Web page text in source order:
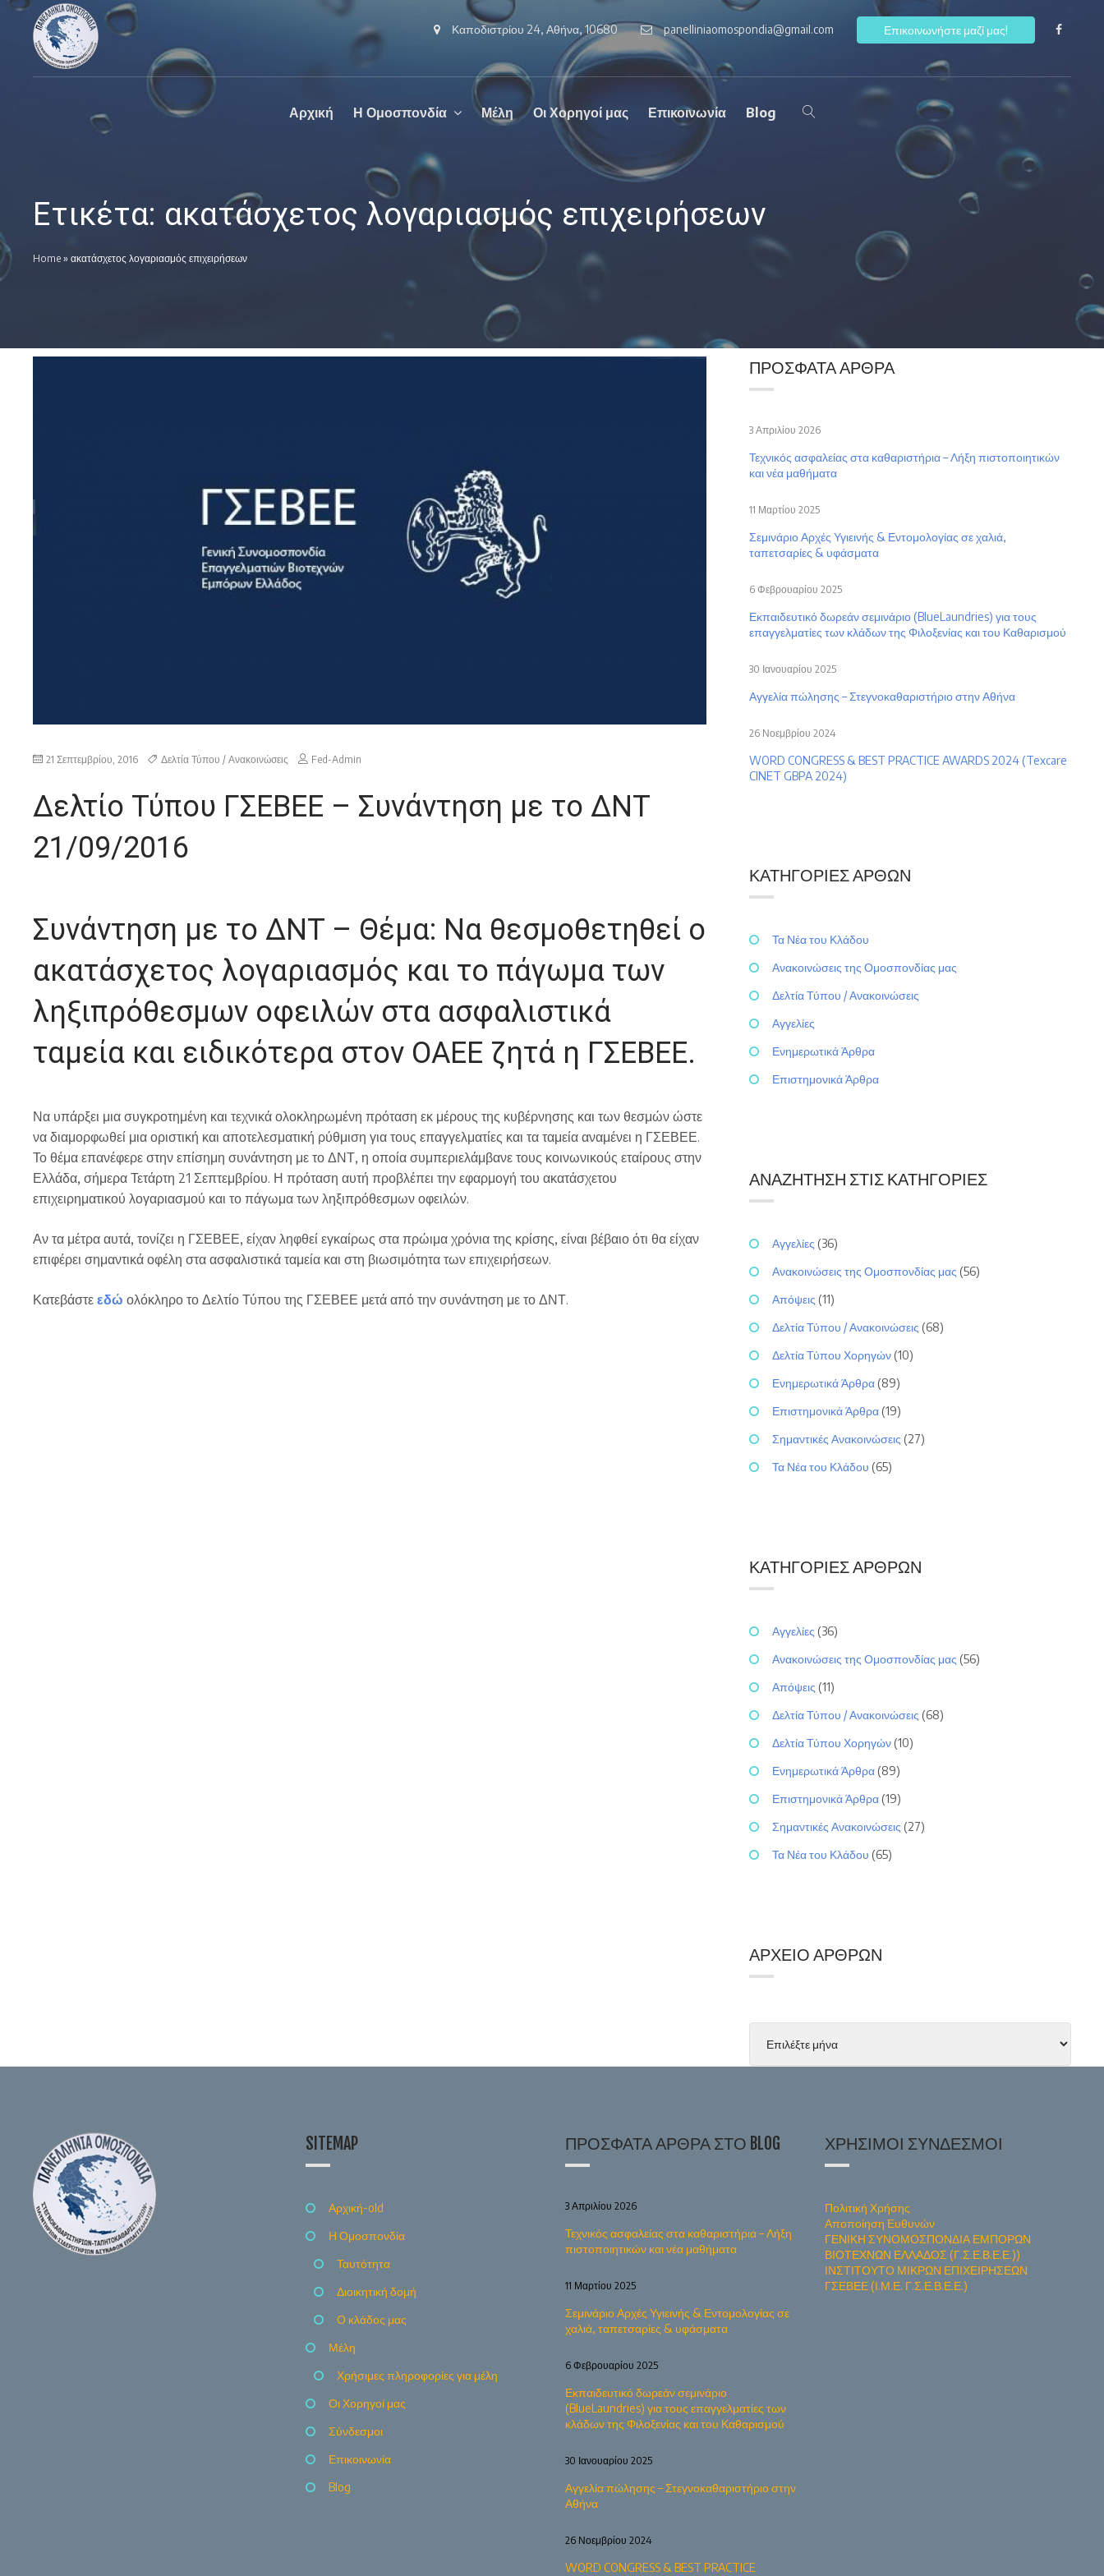
Πανελλήνια
Ομοσπονδία
Καθαριστηρίων
Ο επίσημος
ιστοχώρος της
Πανελλήνια
Ομοσπονδία
Καποδιστρίου 24, Αθήνα, 10680 panelliniaomospondia@gmail.com Επικοινωνήστε μαζί μας!
Αρχική Η Ομοσπονδία Μέλη Οι Χορηγοί μας Επικοινωνία Blog
Ετικέτα: ακατάσχετος λογαριασμός επιχειρήσεων
Home » ακατάσχετος λογαριασμός επιχειρήσεων
21 Σεπτεμβρίου, 2016 Δελτία Τύπου / Ανακοινώσεις Fed-Admin
Δελτίο Τύπου ΓΣΕΒΕΕ – Συνάντηση με το ΔΝΤ
21/09/2016
Συνάντηση με το ΔΝΤ – Θέμα: Να θεσμοθετηθεί ο
ακατάσχετος λογαριασμός και το πάγωμα των
ληξιπρόθεσμων οφειλών στα ασφαλιστικά
ταμεία και ειδικότερα στον ΟΑΕΕ ζητά η ΓΣΕΒΕΕ.
Να υπάρξει μια συγκροτημένη και τεχνικά ολοκληρωμένη πρόταση εκ μέρους της κυβέρνησης και των θεσμών ώστε
να διαμορφωθεί μια οριστική και αποτελεσματική ρύθμιση για τους επαγγελματίες και τα ταμεία αναμένει η ΓΣΕΒΕΕ.
Το θέμα επανέφερε στην επίσημη συνάντηση με το ΔΝΤ, η οποία συμπεριελάμβανε τους κοινωνικούς εταίρους στην
Ελλάδα, σήμερα Τετάρτη 21 Σεπτεμβρίου. Η πρόταση αυτή προβλέπει την εφαρμογή του ακατάσχετου
επιχειρηματικού λογαριασμού και το πάγωμα των ληξιπρόθεσμων οφειλών.
Αν τα μέτρα αυτά, τονίζει η ΓΣΕΒΕΕ, είχαν ληφθεί εγκαίρως στα πρώιμα χρόνια της κρίσης, είναι βέβαιο ότι θα είχαν
επιφέρει σημαντικά οφέλη στα ασφαλιστικά ταμεία και στη βιωσιμότητα των επιχειρήσεων.
Κατεβάστε εδώ ολόκληρο το Δελτίο Τύπου της ΓΣΕΒΕΕ μετά από την συνάντηση με το ΔΝΤ.
ΠΡΌΣΦΑΤΑ ΆΡΘΡΑ
Τεχνικός ασφαλείας στα καθαριστήρια – Λήξη πιστοποιητικών
και νέα μαθήματα
3 Απριλίου 2026
Σεμινάριο Αρχές Υγιεινής & Εντομολογίας σε χαλιά,
ταπετσαρίες & υφάσματα
11 Μαρτίου 2025
Εκπαιδευτικό δωρεάν σεμινάριο (BlueLaundries) για τους
επαγγελματίες των κλάδων της Φιλοξενίας και του Καθαρισμού
6 Φεβρουαρίου 2025
Αγγελία πώλησης – Στεγνοκαθαριστήριο στην Αθήνα
30 Ιανουαρίου 2025
WORD CONGRESS & BEST PRACTICE AWARDS 2024 (Texcare
CINET GBPA 2024)
26 Νοεμβρίου 2024
ΚΑΤΗΓΟΡΊΕΣ ΆΡΘΩΝ
Τα Νέα του Κλάδου
Ανακοινώσεις της Ομοσπονδίας μας
Δελτία Τύπου / Ανακοινώσεις
Αγγελίες
Ενημερωτικά Άρθρα
Επιστημονικά Άρθρα
ΑΝΑΖΉΤΗΣΗ ΣΤΙΣ ΚΑΤΗΓΟΡΊΕΣ
Αγγελίες (36)
Ανακοινώσεις της Ομοσπονδίας μας (56)
Απόψεις (11)
Δελτία Τύπου / Ανακοινώσεις (68)
Δελτία Τύπου Χορηγών (10)
Ενημερωτικά Άρθρα (89)
Επιστημονικά Άρθρα (19)
Σημαντικές Ανακοινώσεις (27)
Τα Νέα του Κλάδου (65)
ΚΑΤΗΓΟΡΊΕΣ ΆΡΘΡΩΝ
Αγγελίες (36)
Ανακοινώσεις της Ομοσπονδίας μας (56)
Απόψεις (11)
Δελτία Τύπου / Ανακοινώσεις (68)
Δελτία Τύπου Χορηγών (10)
Ενημερωτικά Άρθρα (89)
Επιστημονικά Άρθρα (19)
Σημαντικές Ανακοινώσεις (27)
Τα Νέα του Κλάδου (65)
ΑΡΧΕΊΟ ΆΡΘΡΩΝ
SITEMAP
Αρχική-old
Η Ομοσπονδία
Ταυτότητα
Διοικητική δομή
Ο κλάδος μας
Μέλη
Χρήσιμες πληροφορίες για μέλη
Οι Χορηγοί μας
Σύνδεσμοι
Επικοινωνία
Blog
ΠΡΌΣΦΑΤΑ ΆΡΘΡΑ ΣΤΟ BLOG
Τεχνικός ασφαλείας στα καθαριστήρια – Λήξη
πιστοποιητικών και νέα μαθήματα
3 Απριλίου 2026
Σεμινάριο Αρχές Υγιεινής & Εντομολογίας σε
χαλιά, ταπετσαρίες & υφάσματα
11 Μαρτίου 2025
Εκπαιδευτικό δωρεάν σεμινάριο
(BlueLaundries) για τους επαγγελματίες των
κλάδων της Φιλοξενίας και του Καθαρισμού
6 Φεβρουαρίου 2025
Αγγελία πώλησης – Στεγνοκαθαριστήριο στην
Αθήνα
30 Ιανουαρίου 2025
WORD CONGRESS & BEST PRACTICE
26 Νοεμβρίου 2024
ΧΡΉΣΙΜΟΙ ΣΎΝΔΕΣΜΟΙ
Πολιτική Χρήσης
Αποποίηση Ευθυνών
ΓΕΝΙΚΗ ΣΥΝΟΜΟΣΠΟΝΔΙΑ ΕΜΠΟΡΩΝ
ΒΙΟΤΕΧΝΩΝ ΕΛΛΑΔΟΣ (Γ.Σ.Ε.Β.Ε.Ε.))
ΙΝΣΤΙΤΟΥΤΟ ΜΙΚΡΩΝ ΕΠΙΧΕΙΡΗΣΕΩΝ
ΓΣΕΒΕΕ (Ι.Μ.Ε. Γ.Σ.Ε.Β.Ε.Ε.)